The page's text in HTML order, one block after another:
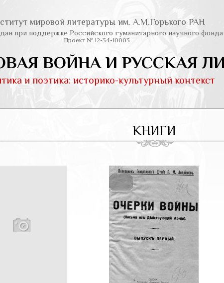
мировой литературы им. А.М.Горького РАН
при поддержке Российского гуманитарного научного фонда
Проект № 12-34-10003
ВОЙНА И РУССКАЯ
и поэтика: историко-культурный контекст
КНИГИ